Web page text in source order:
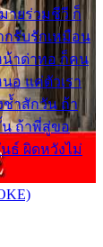
ายร่วมชีวี ก็
รับรักเหมือน
าด่าทอ ก็คน
อ แค่ตัวเรา
ำสักวัน ถ้า
น ถ้าพี่สู่ขอ
ธ์ ผิดหวังไม่